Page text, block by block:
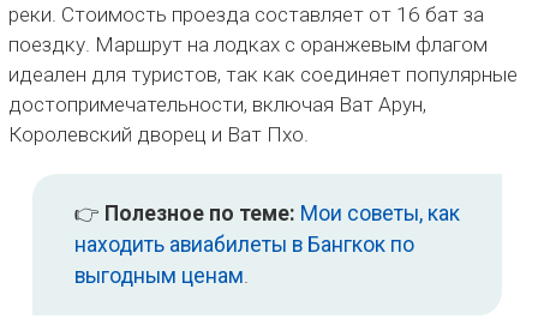
реки. Стоимость проезда составляет от 16 бат за
поездку. Маршрут на лодках с оранжевым флагом
идеален для туристов, так как соединяет популярные
достопримечательности, включая Ват Арун,
Королевский дворец и Ват Пхо.
👉 Полезное по теме: Мои советы, как
находить авиабилеты в Бангкок по
выгодным ценам